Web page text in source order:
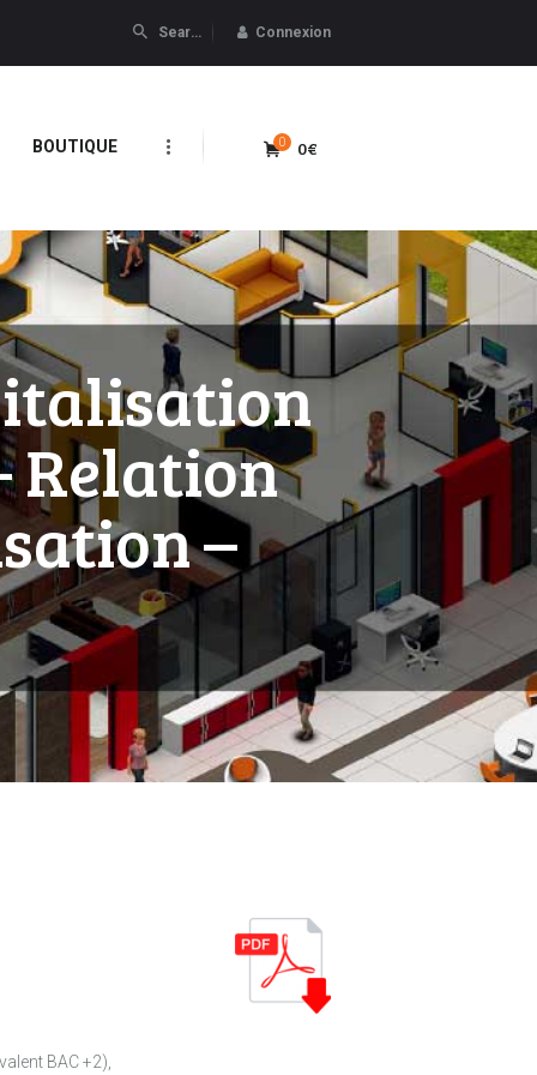
Connexion
BOUTIQUE 0€
0
Relation
–
BAC +2),